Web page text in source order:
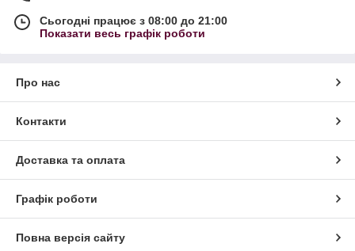
Сьогодні працює з 08:00 до 21:00
Показати весь графік роботи
Про нас
Контакти
Доставка та оплата
Графік роботи
Повна версія сайту